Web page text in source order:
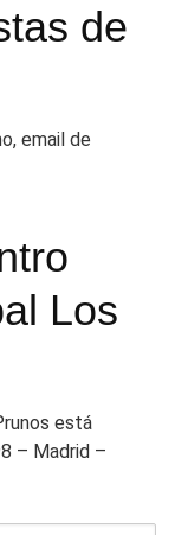
de
email de
Los
está
– Madrid –